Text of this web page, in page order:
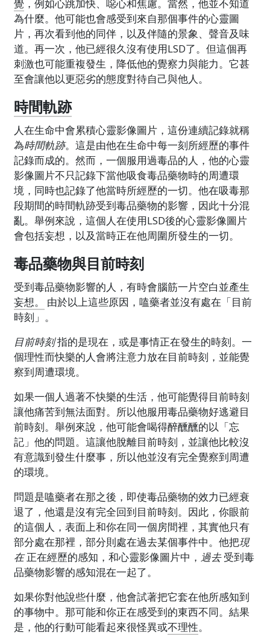
覺 ，例如心跳加快、噁心和焦慮。當然，他並不知道
為什麼。他可能也會感受到來自那個事件的心靈圖
片，再次看到他的同伴，以及伴隨的景象、聲音及味
道。再一次，他已經很久沒有使用LSD了。但這個再
刺激也可能重複發生，降低他的覺察力與能力。它甚
至會讓他以更惡劣的態度對待自己與他人。
時間軌跡
人在生命中會累積心靈影像圖片，這份連續記錄就稱
為時間軌跡。這是由他在生命中每一刻所經歷的事件
記錄而成的。然而，一個服用過毒品的人，他的心靈
影像圖片不只記錄下當他吸食毒品藥物時的周遭環
境，同時也記錄了他當時所經歷的一切。他在吸毒那
段期間的時間軌跡受到毒品藥物的影響，因此十分混
亂。舉例來說，這個人在使用LSD後的心靈影像圖片
會包括妄想，以及當時正在他周圍所發生的一切。
毒品藥物與目前時刻
受到毒品藥物影響的人，有時會腦筋一片空白並產生
妄想。
由於以上這些原因，嗑藥者並沒有處在「目前
時刻」。
目前時刻指的是現在，或是事情正在發生的時刻。一
個理性而快樂的人會將注意力放在目前時刻，並能覺
察到周遭環境。
如果一個人過著不快樂的生活，他可能覺得目前時刻
讓他痛苦到無法面對。所以他服用毒品藥物好逃避目
前時刻。舉例來說，他可能會喝得醉醺醺的以「忘
記」他的問題。這讓他脫離目前時刻，並讓他比較沒
有意識到發生什麼事，所以他並沒有完全覺察到周遭
的環境。
問題是嗑藥者在那之後，即使毒品藥物的效力已經衰
退了，他還是沒有完全回到目前時刻。因此，你眼前
的這個人，表面上和你在同一個房間裡，其實他只有
部分處在那裡，部分則處在過去某個事件中。他把現
在正在經歷的感知，和心靈影像圖片中， 過去受到毒
品藥物影響的感知混在一起了。
如果你對他說些什麼，他會試著把它套在他所感知到
的事物中。那可能和你正在感受到的東西不同。結果
是，他的行動可能看起來很怪異或不理性。